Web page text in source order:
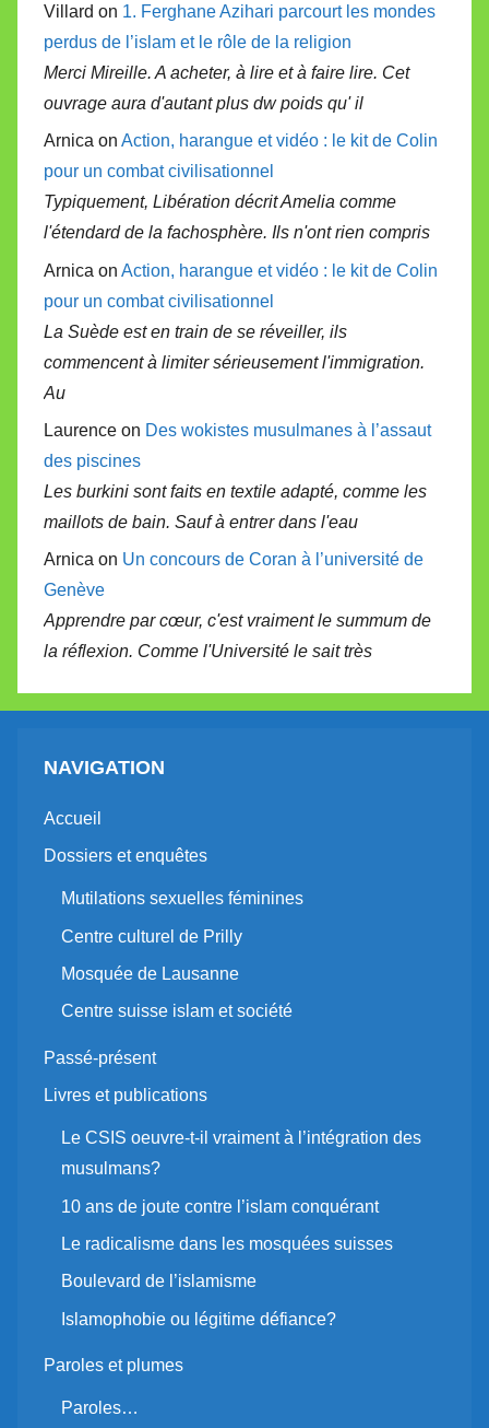
Villard on 1. Ferghane Azihari parcourt les mondes
perdus de l’islam et le rôle de la religion
Merci Mireille. A acheter, à lire et à faire lire. Cet
ouvrage aura d'autant plus dw poids qu' il
Arnica on Action, harangue et vidéo : le kit de Colin
pour un combat civilisationnel
Typiquement, Libération décrit Amelia comme
l'étendard de la fachosphère. Ils n'ont rien compris
Arnica on Action, harangue et vidéo : le kit de Colin
pour un combat civilisationnel
La Suède est en train de se réveiller, ils
commencent à limiter sérieusement l'immigration.
Au
Laurence on Des wokistes musulmanes à l’assaut
des piscines
Les burkini sont faits en textile adapté, comme les
maillots de bain. Sauf à entrer dans l'eau
Arnica on Un concours de Coran à l’université de
Genève
Apprendre par cœur, c'est vraiment le summum de
la réflexion. Comme l'Université le sait très
NAVIGATION
Accueil
Dossiers et enquêtes
Mutilations sexuelles féminines
Centre culturel de Prilly
Mosquée de Lausanne
Centre suisse islam et société
Passé-présent
Livres et publications
Le CSIS oeuvre-t-il vraiment à l’intégration des
musulmans?
10 ans de joute contre l’islam conquérant
Le radicalisme dans les mosquées suisses
Boulevard de l’islamisme
Islamophobie ou légitime défiance?
Paroles et plumes
Paroles…